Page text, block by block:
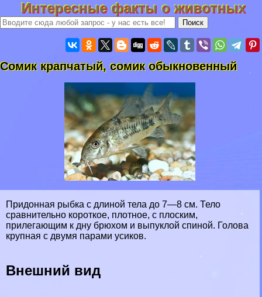
Интересные факты о животных
Сомик крапчатый, сомик обыкновенный
Придонная рыбка с длиной тела до 7—8 см. Тело
сравнительно короткое, плотное, с плоским,
прилегающим к дну брюхом и выпуклой спиной. Голова
крупная с двумя парами усиков.
Внешний вид